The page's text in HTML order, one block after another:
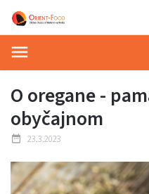
O oregane -
obyčajnom
23.3.2023